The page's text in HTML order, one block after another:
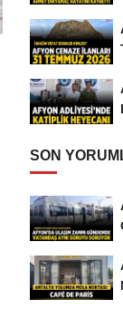
SON